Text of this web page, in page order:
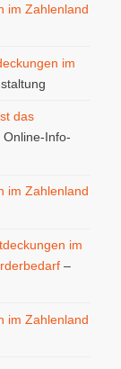
im Zahlenland
im
das
Online-Info-
im Zahlenland
im
–
im Zahlenland